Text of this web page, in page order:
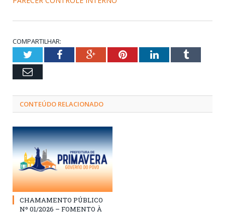
COMPARTILHAR:
TwitterFacebookGoogle+PinterestLinkedInTumblr
Email
CONTEÚDO RELACIONADO
CHAMAMENTO PÚBLICO
Nº 01/2026 – FOMENTO À